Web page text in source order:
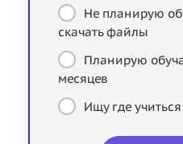
Не планирую
скачать файлы
Планирую
месяцев
Ищу где